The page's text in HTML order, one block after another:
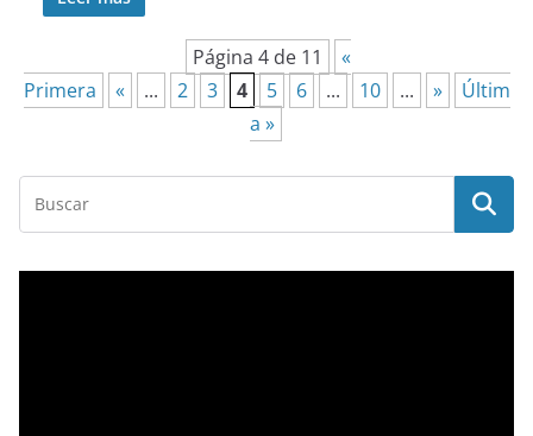
Página 4 de 11
«
Primera
« ... 2 3 4 5 6 ... 10 ... »
Últim
a »